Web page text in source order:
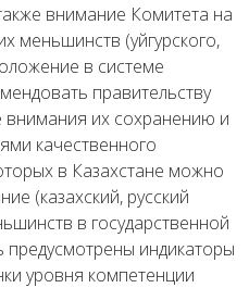
внимание Комитета на
меньшинств (уйгурского,
в системе
правительству
внимания их сохранению и
качественного
в Казахстане можно
(казахский, русский
в государственной
индикаторы
уровня компетенции